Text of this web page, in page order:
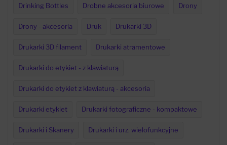
Drinking Bottles Drobne akcesoria biurowe Drony
Drony - akcesoria Druk Drukarki 3D
Drukarki 3D filament Drukarki atramentowe
Drukarki do etykiet - z klawiaturą
Drukarki do etykiet z klawiaturą - akcesoria
Drukarki etykiet Drukarki fotograficzne - kompaktowe
Drukarki i Skanery Drukarki i urz. wielofunkcyjne